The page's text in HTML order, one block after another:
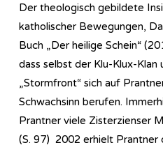
Der theologisch gebildete
katholischer Bewegungen,
Buch „Der heilige Schein“
dass selbst der Klu-Klux-
„Stormfront“ sich auf
Schwachsinn berufen.
Prantner viele Zisterzienser
(S. 97) 2002 erhielt Prantner